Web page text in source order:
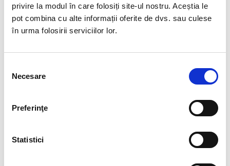
privire la modul în care folosiți site-ul nostru. Aceștia le
pot combina cu alte informații oferite de dvs. sau culese
în urma folosirii serviciilor lor.
consimțământului
Necesare
Preferinţe
Statistici
Transport internațional – supliment de cost
Pret de vanzare.
Stoc epuizat